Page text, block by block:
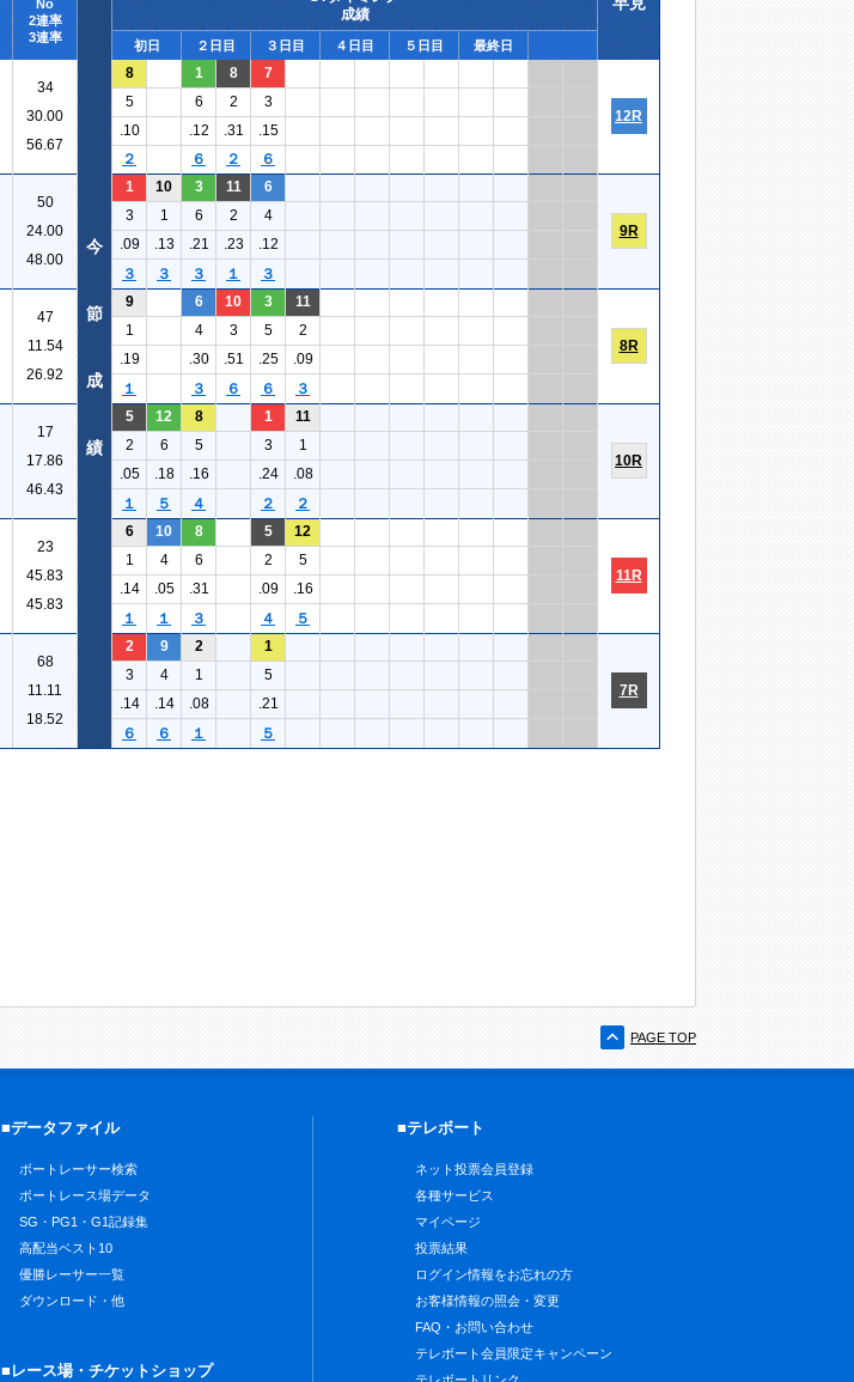
成績
No
2連率
3連率
初日 ２日目 ３日目 ４日目 ５日目 最終日
34
30.00
56.67
8 1 8 7
12R
5 6 2
3
.10
.12 .31
.15
２
６ ２ ６
50
24.00
48.00
1 10 3 11 6
9R
3 1 6 2
4
.09
.13 .21 .23
.12
３
３ ３ １ ３
47
11.54
26.92
9 6 10 3 11
8R
1 4 3 5
2
.19
.30 .51 .25
.09
１
３ ６ ６ ３
17
17.86
46.43
5 12 8 1 11
10R
2 6 5 3
1
.05
.18 .16 .24
.08
１
５ ４ ２ ２
23
45.83
45.83
6 10 8 5 12
11R
1 4 6 2
5
.14
.05 .31 .09
.16
１
１ ３ ４ ５
68
11.11
18.52
2 9 2 1
7R
3 4 1
5
.14
.14 .08
.21
６
６ １ ５
今
節
成
績
PAGE TOP
■データファイル
ボートレーサー検索
ボートレース場データ
SG・PG1・G1記録集
高配当ベスト10
優勝レーサー一覧
ダウンロード・他
■レース場・チケットショップ
■テレボート
ネット投票会員登録
各種サービス
マイページ
投票結果
ログイン情報をお忘れの方
お客様情報の照会・変更
FAQ・お問い合わせ
テレボート会員限定キャンペーン